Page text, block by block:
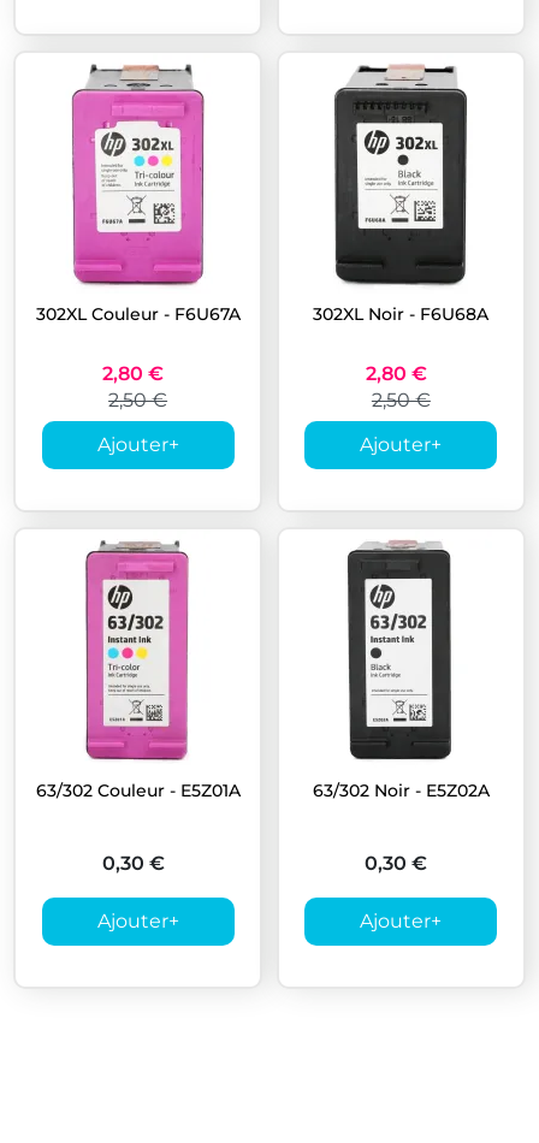
302XL Couleur - F6U67A
2,80 €
2,50 €
Ajouter+
302XL Noir - F6U68A
2,80 €
2,50 €
Ajouter+
63/302 Couleur - E5Z01A
0,30 €
Ajouter+
63/302 Noir - E5Z02A
0,30 €
Ajouter+